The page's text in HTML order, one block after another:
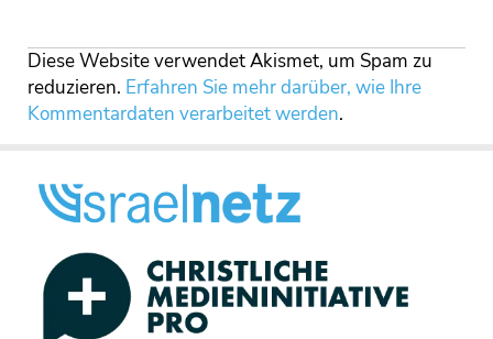
Diese Website verwendet Akismet, um Spam zu
reduzieren. Erfahren Sie mehr darüber, wie Ihre
Kommentardaten verarbeitet werden.